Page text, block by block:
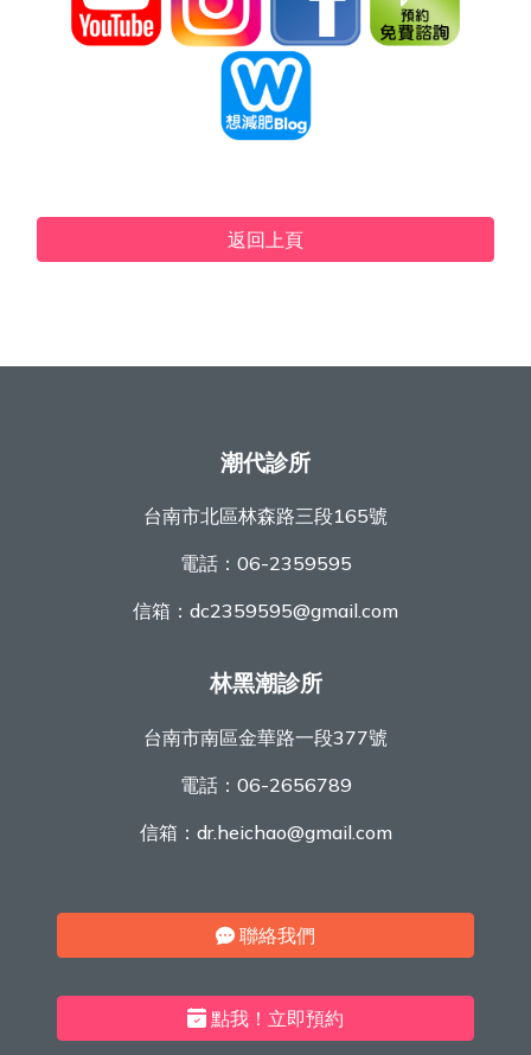
返回上頁
潮代診所
台南市北區林森路三段165號
電話： 06-2359595
信箱： dc2359595@gmail.com
林黑潮診所
台南市南區金華路一段377號
電話： 06-2656789
信箱： dr.heichao@gmail.com
聯絡我們
點我！立即預約